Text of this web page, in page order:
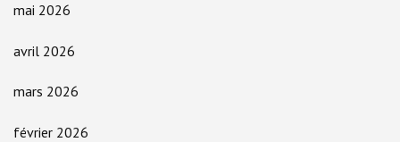
mai 2026
avril 2026
mars 2026
février 2026